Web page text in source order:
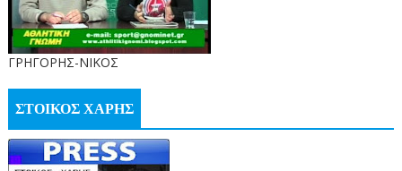
ΓΡΗΓΟΡΗΣ-ΝΙΚΟΣ
ΣΤΟΙΚΟΣ ΧΑΡΗΣ